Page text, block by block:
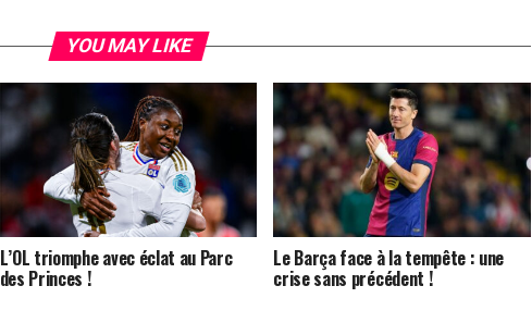
YOU MAY LIKE
L’OL triomphe avec éclat au Parc
des Princes !
Le Barça face à la tempête : une
crise sans précédent !